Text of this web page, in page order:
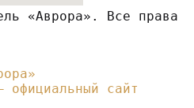
«Аврора». Все права
официальный сайт